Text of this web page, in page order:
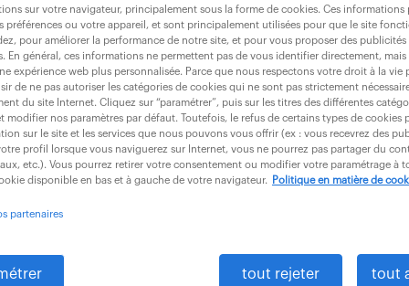
que Gestionnaire Sinistre
d'expertise ? Le poste
complexes, notamment pour les
de nuit.
offre
salaire
sur votre navigateur, principalement sous la forme de cookies. Ces informations
préférences ou votre appareil, et sont principalement utilisées pour que le site
pour améliorer la performance de notre site, et pour vous proposer des publicités
En général, ces informations ne permettent pas de vous identifier directement,
expérience web plus personnalisée. Parce que nous respectons votre droit à la vie
de ne pas autoriser les catégories de cookies qui ne sont pas strictement
du site Internet. Cliquez sur “paramétrer”, puis sur les titres des différentes
modifier nos paramètres par défaut. Toutefois, le refus de certains types de cookies
sur le site et les services que nous pouvons vous offrir (ex : vous recevrez des
profil lorsque vous naviguerez sur Internet, vous ne pourrez pas partager du
etc.). Vous pourrez retirer votre consentement ou modifier votre paramétrage à
disponible en bas et à gauche de votre navigateur.
Politique en matière de
partenaires
tout rejeter tout